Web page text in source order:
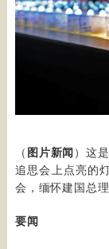
（ 图片新闻 ）这
追思会上点亮的
会，缅怀建国总
要闻